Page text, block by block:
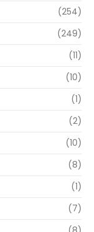
(254)
(249)
(11)
(10)
(1)
(2)
(10)
(8)
(1)
(7)